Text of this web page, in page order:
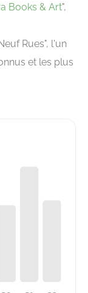
Books & Art",
Rues", l'un
et les plus